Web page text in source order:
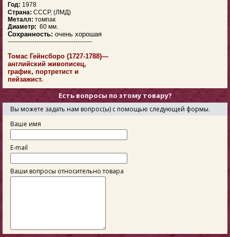
Год: 1978
Страна: СССР, (ЛМД)
Металл: томпак
Диаметр: 60 мм.
Сохранность: очень хорошая
-----------------------------------------
Томас Гейнсборо (1727-1788)—
английский живописец,
график, портретист и
пейзажист.
Есть вопросы по этому товару?
Вы можете задать нам вопрос(ы) с помощью следующей формы.
Ваше имя
E-mail
Ваши вопросы относительно товара